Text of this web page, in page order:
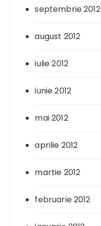
septembrie 2012
august 2012
iulie 2012
iunie 2012
mai 2012
aprilie 2012
martie 2012
februarie 2012